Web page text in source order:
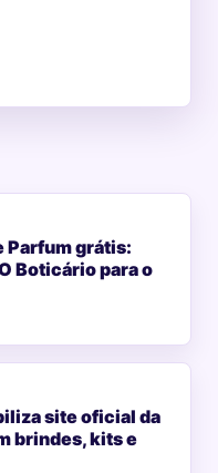
Parfum grátis:
Boticário para o
site oficial da
brindes, kits e